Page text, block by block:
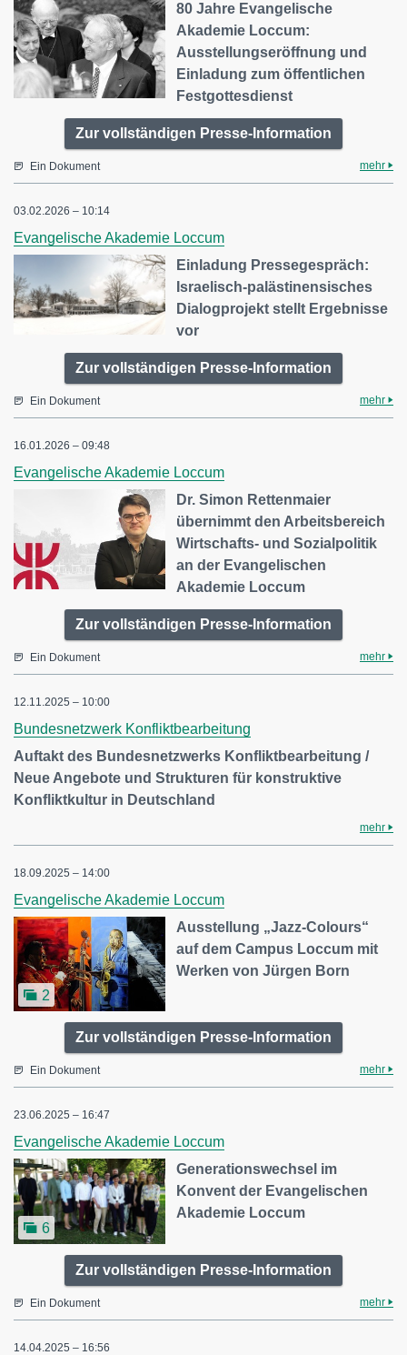
80 Jahre Evangelische
Akademie Loccum:
Ausstellungseröffnung und
Einladung zum öffentlichen
Festgottesdienst
Zur vollständigen Presse-Information
Ein Dokument mehr
03.02.2026 – 10:14
Evangelische Akademie Loccum
Einladung Pressegespräch:
Israelisch-palästinensisches
Dialogprojekt stellt Ergebnisse
vor
Zur vollständigen Presse-Information
Ein Dokument mehr
16.01.2026 – 09:48
Evangelische Akademie Loccum
Dr. Simon Rettenmaier
übernimmt den Arbeitsbereich
Wirtschafts- und Sozialpolitik
an der Evangelischen
Akademie Loccum
Zur vollständigen Presse-Information
Ein Dokument mehr
12.11.2025 – 10:00
Bundesnetzwerk Konfliktbearbeitung
Auftakt des Bundesnetzwerks Konfliktbearbeitung /
Neue Angebote und Strukturen für konstruktive
Konfliktkultur in Deutschland
mehr
18.09.2025 – 14:00
Evangelische Akademie Loccum
2
Ausstellung „Jazz-Colours“
auf dem Campus Loccum mit
Werken von Jürgen Born
Zur vollständigen Presse-Information
Ein Dokument mehr
23.06.2025 – 16:47
Evangelische Akademie Loccum
6
Generationswechsel im
Konvent der Evangelischen
Akademie Loccum
Zur vollständigen Presse-Information
Ein Dokument mehr
14.04.2025 – 16:56